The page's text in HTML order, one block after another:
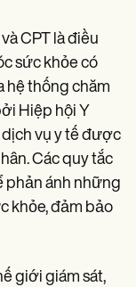
CPT là điều
sức khỏe có
hệ thống chăm
Hiệp hội Y
dịch vụ y tế được
Các quy tắc
phản ánh những
khỏe, đảm bảo
giới giám sát,